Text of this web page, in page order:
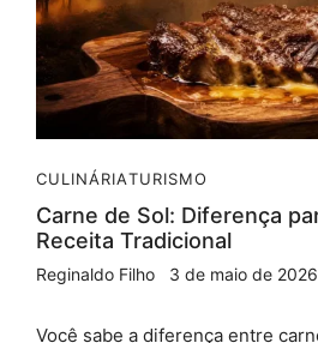
CULINÁRIATURISMO
Carne de Sol: Diferença
Receita Tradicional
Reginaldo Filho 3 de maio de 2026
Você sabe a diferença entre